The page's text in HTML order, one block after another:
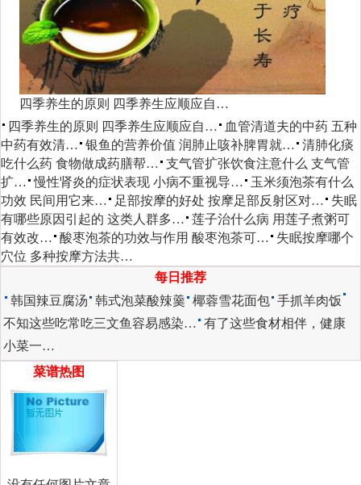
四季养生的原则 四季养生应顺应自…
四季养生的原则 四季养生应顺应自…
血管清道夫的中药 五种
中药有效清… 银鱼的营养价值 润肺止咳补脾胃就… 清肺化痰
吃什么药 食物做成药膳帮… 支气管扩张饮食注意什么 支气管
扩… 慢性肾炎的症状表现 小病不重视导…
玉米须泡茶有什么
功效 民间用它来…
足部按摩的好处 按摩足部反射区对…
失眠
有哪些原因引起的 这类人群多… 莲子治什么病 用莲子煮粥可
有效改… 酸枣泡茶的功效与作用 酸枣泡茶可…
失眠按摩哪个
穴位 多种按摩方法共…
每日推荐
韩国辣豆腐汤 韩式泡菜酸辣羹 椰蓉雪花面包 手抓羊肉饭
不知这些吃常吃三文鱼容易感染… 有了这些食材相伴，健康
小菜一…
菜谱热图